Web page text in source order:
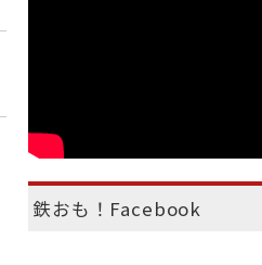
鉄おも！Facebook